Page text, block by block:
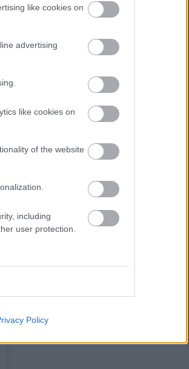
like cookies on
advertising
like cookies on
of the website
including
user protection.
Policy